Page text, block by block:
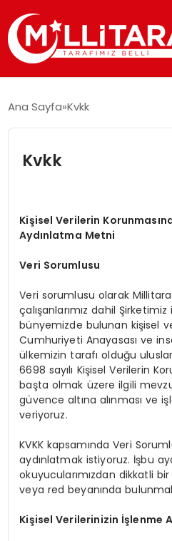
ÖZEL SAYFALAR
TEKNOLOJI
SPOR
MAGAZIN
Ana Sayfa Kvkk
Kvkk
Kişisel Verilerin
Aydınlatma Metni
Veri Sorumlusu
Veri sorumlusu olarak
çalışanlarımız dahil Şirketimiz
bünyemizde bulunan kişisel
Cumhuriyeti Anayasası ve
ülkemizin tarafı olduğu
6698 sayılı Kişisel Verilerin
başta olmak üzere ilgili
güvence altına alınması ve
veriyoruz.
KVKK kapsamında Veri
aydınlatmak istiyoruz. İşbu
okuyucularımızdan dikkatli
veya red beyanında
Kişisel Verilerinizin İşlenme